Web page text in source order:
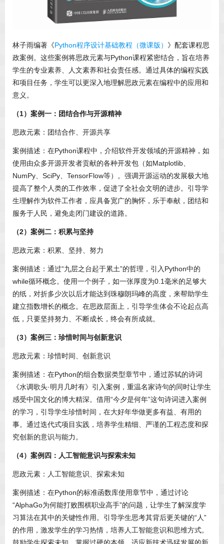
林子雨编著《Python程序设计基础教程（微课版） 》配套课程思
政案例。这些案例将思政元素与Python课程紧密结合，旨在培养
学生的专业素养、人文素养和社会责任感。通过具体的编程实践
和项目任务，学生可以更深入地理解思政元素在编程中的应用和
意义。
（1）案例一：团结合作与开源精神
思政元素：团结合作、开源共享
案例描述：在Python课程中，介绍软件开发领域的开源精神，如
使用由众多开源开发者贡献的各种开发包（如Matplotlib、
NumPy、SciPy、TensorFlow等）。强调开源运动的发展极大地
提高了整个人类的工作效率，促进了全社会文明的进步。引导学
生理解作为软件工作者，应具备宽广的胸怀，乐于奉献，团结和
服务于人民，避免走闭门建设的道路。
（2）案例二：积累与坚持
思政元素：积累、坚持、努力
案例描述：通过“九层之台起于累土”的哲理，引入Python中的
while循环概念。使用一个例子，如一张厚度为0.1毫米的足够大
的纸，对折多少次以后才能达到珠穆朗玛峰的高度，来帮助学生
建立指数增长的概念。在思政层面上，引导学生体会不论起点高
低，只要坚持努力、不断成长，终会有所成就。
（3）案例三：珍惜时间与创新意识
思政元素：珍惜时间、创新意识
案例描述：在Python的组合数据类型章节中，通过苏轼的诗词
《水调歌头·明月几时有》引入案例，重温名家诗句的同时让学生
感受中国文化的博大精深。借用“今夕是何年”这句诗词进入案例
的学习，引导学生珍惜时间，在大好年华做更多有益、有用的
事。通过迭代式项目实践，培养学生精细、严谨的工程态度和探
究创新的意识与能力。
（4）案例四：人工智能意识与探索未知
思政元素：人工智能意识、探索未知
案例描述：在Python的标准函数库使用章节中，通过讨论
“AlphaGo为何能打败围棋职业高手”的问题，让学生了解深度学
习算法在其中的关键性作用。引导学生思考其背后更关键的“人”
的作用，激发学生的学习热情，培养人工智能意识和思维方式。